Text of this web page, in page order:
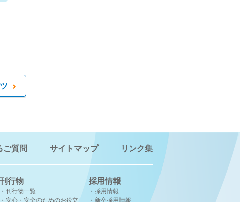
刊行物
刊行物一覧
安心・安全のためのお役立
採用情報
採用情報
新卒採用情報
ご質問 サイトマップ リンク集